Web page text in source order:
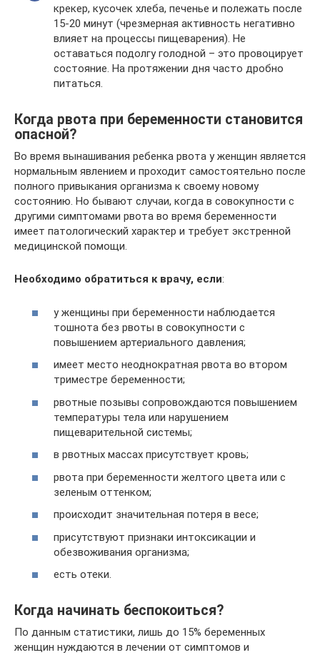
крекер, кусочек хлеба, печенье и полежать после
15-20 минут (чрезмерная активность негативно
влияет на процессы пищеварения). Не
оставаться подолгу голодной – это провоцирует
состояние. На протяжении дня часто дробно
питаться.
Когда рвота при беременности становится
опасной?
Во время вынашивания ребенка рвота у женщин является
нормальным явлением и проходит самостоятельно после
полного привыкания организма к своему новому
состоянию. Но бывают случаи, когда в совокупности с
другими симптомами рвота во время беременности
имеет патологический характер и требует экстренной
медицинской помощи.
Необходимо обратиться к врачу, если:
у женщины при беременности наблюдается
тошнота без рвоты в совокупности с
повышением артериального давления;
имеет место неоднократная рвота во втором
триместре беременности;
рвотные позывы сопровождаются повышением
температуры тела или нарушением
пищеварительной системы;
в рвотных массах присутствует кровь;
рвота при беременности желтого цвета или с
зеленым оттенком;
происходит значительная потеря в весе;
присутствуют признаки интоксикации и
обезвоживания организма;
есть отеки.
Когда начинать беспокоиться?
По данным статистики, лишь до 15% беременных
женщин нуждаются в лечении от симптомов и